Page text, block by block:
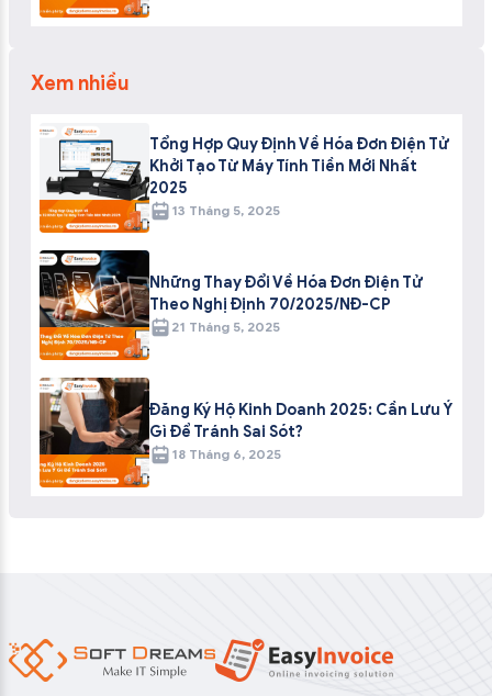
Xem nhiều
Tổng Hợp Quy Định Về Hóa Đơn Điện Tử
Khởi Tạo Từ Máy Tính Tiền Mới Nhất
2025
13 Tháng 5, 2025
Những Thay Đổi Về Hóa Đơn Điện Tử
Theo Nghị Định 70/2025/NĐ-CP
21 Tháng 5, 2025
Đăng Ký Hộ Kinh Doanh 2025: Cần Lưu Ý
Gì Để Tránh Sai Sót?
18 Tháng 6, 2025